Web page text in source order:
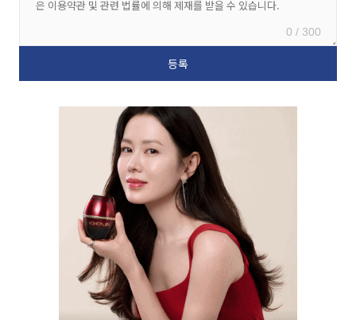
0 / 300